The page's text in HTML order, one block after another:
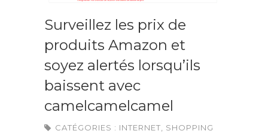
Surveillez les prix de
produits Amazon et
soyez alertés lorsqu’ils
baissent avec
camelcamelcamel
CATÉGORIES : INTERNET, SHOPPING